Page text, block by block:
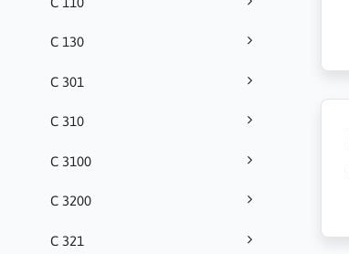
C 130
C 301
C 310
C 3100
C 3200
C 321